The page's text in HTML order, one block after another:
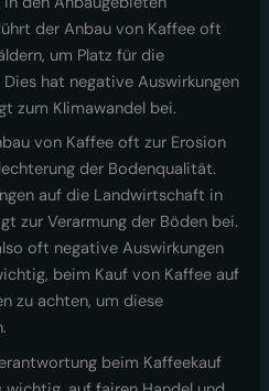
der Anbau von Kaffee oft
um Platz für die
hat negative Auswirkungen
zum Klimawandel bei.
von Kaffee oft zur Erosion
der Bodenqualität.
auf die Landwirtschaft in
zur Verarmung der Böden bei.
oft negative Auswirkungen
beim Kauf von Kaffee auf
zu achten, um diese
beim Kaffeekauf